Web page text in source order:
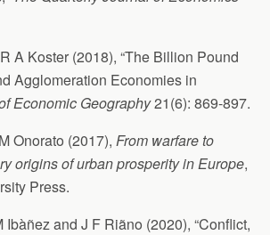
A Koster (2018), “The Billion Pound
Agglomeration Economies in
Economic Geography21(6): 869-897.
Onorato (2017), From warfare to
origins of urban prosperity in Europe,
Press.
Ibàñez and J F Riãno (2020), “Conflict,